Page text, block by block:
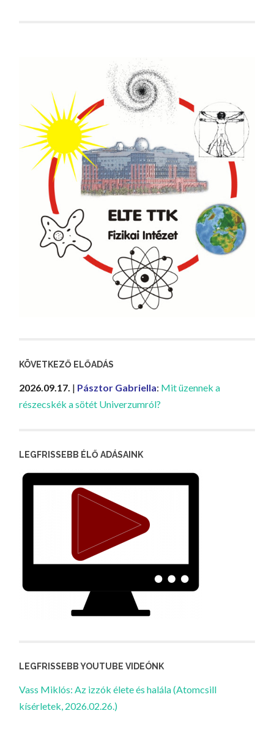
KÖVETKEZŐ ELŐADÁS
2026.09.17. | Pásztor Gabriella: Mit üzennek a
részecskék a sötét Univerzumról?
LEGFRISSEBB ÉLŐ ADÁSAINK
LEGFRISSEBB YOUTUBE VIDEÓNK
Vass Miklós: Az izzók élete és halála (Atomcsill
kísérletek, 2026.02.26.)